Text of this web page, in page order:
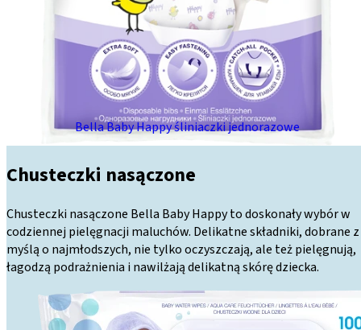
Bella Baby Happy śliniaczki jednorazowe
Chusteczki nasączone
Chusteczki nasączone Bella Baby Happy to doskonały wybór w
codziennej pielęgnacji maluchów. Delikatne składniki, dobrane z
myślą o najmłodszych, nie tylko oczyszczają, ale też pielęgnują,
łagodzą podrażnienia i nawilżają delikatną skórę dziecka.